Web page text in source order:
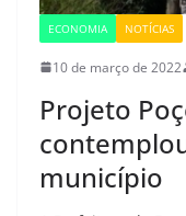
ECONOMIA NOTÍCIAS
10 de março de 2022
Projeto
município